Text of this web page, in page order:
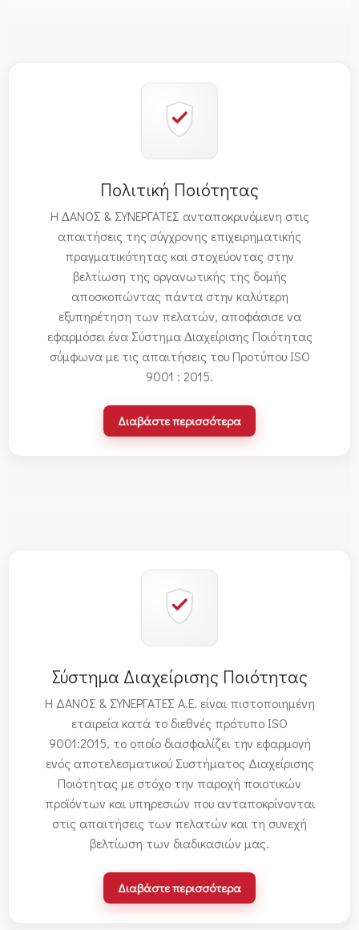
Πολιτική Ποιότητας
Η ∆ΑΝΟΣ & ΣΥΝΕΡΓΑΤΕΣ ανταποκρινόμενη στις
απαιτήσεις της σύγχρονης επιχειρηματικής
πραγματικότητας και στοχεύοντας στην
βελτίωση της οργανωτικής της δομής
αποσκοπώντας πάντα στην καλύτερη
εξυπηρέτηση των πελατών, αποφάσισε να
εφαρμόσει ένα Σύστημα ∆ιαχείρισης Ποιότητας
σύμφωνα με τις απαιτήσεις του Προτύπου ISO
9001 : 2015.
Διαβάστε περισσότερα
Σύστημα Διαχείρισης Ποιότητας
Η ΔΑΝΟΣ & ΣΥΝΕΡΓΑΤΕΣ Α.Ε. είναι πιστοποιημένη
εταιρεία κατά το διεθνές πρότυπο ISO
9001:2015, το οποίο διασφαλίζει την εφαρμογή
ενός αποτελεσματικού Συστήματος Διαχείρισης
Ποιότητας με στόχο την παροχή ποιοτικών
προϊόντων και υπηρεσιών που ανταποκρίνονται
στις απαιτήσεις των πελατών και τη συνεχή
βελτίωση των διαδικασιών μας.
Διαβάστε περισσότερα